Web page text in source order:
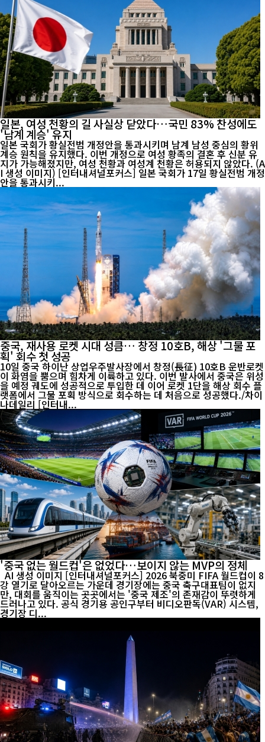
일본, 여성 천황의 길 사실상 닫았다…국민 83% 찬성에도
'남계 계승' 유지
일본 국회가 황실전범 개정안을 통과시키며 남계 남성 중심의 황위
계승 원칙을 유지했다. 이번 개정으로 여성 황족의 결혼 후 신분 유
지가 가능해졌지만, 여성 천황과 여성계 천황은 허용되지 않았다. (A
I 생성 이미지) [인터내셔널포커스] 일본 국회가 17일 황실전범 개정
안을 통과시키...
중국, 재사용 로켓 시대 성큼… 창정 10호B, 해상 '그물 포
획' 회수 첫 성공
10일 중국 하이난 상업우주발사장에서 창정(長征) 10호B 운반로켓
이 화염을 뿜으며 힘차게 이륙하고 있다. 이번 발사에서 중국은 위성
을 예정 궤도에 성공적으로 투입한 데 이어 로켓 1단을 해상 회수 플
랫폼에서 그물 포획 방식으로 회수하는 데 처음으로 성공했다./차이
나데일리 [인터내...
'중국 없는 월드컵'은 없었다…보이지 않는 MVP의 정체
강 열기로 달아오르는 가운데 경기장에는 중국 축구대표팀이 없지
만, 대회를 움직이는 곳곳에서는 '중국 제조'의 존재감이 뚜렷하게
드러나고 있다. 공식 경기용 공인구부터 비디오판독(VAR) 시스템,
경기장 디...